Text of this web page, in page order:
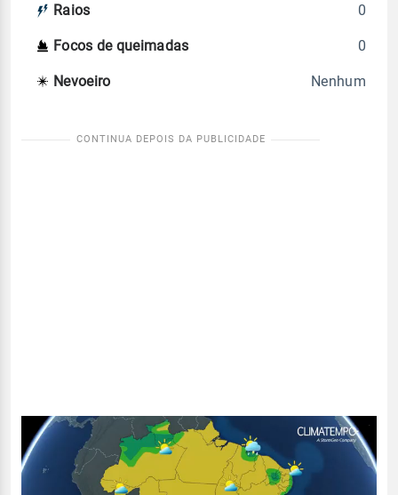
Raios 0
Focos de queimadas 0
Nevoeiro Nenhum